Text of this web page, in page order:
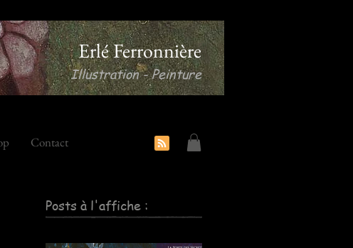
Erlé Ferronnière
Illustration - Peinture
Contact
Posts à l'affiche :